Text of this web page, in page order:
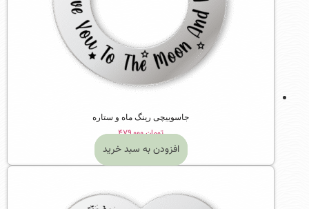
جاسوییچی رینگ ماه و ستاره
تومان۴۷۹,۰۰۰
افزودن به سبد خرید